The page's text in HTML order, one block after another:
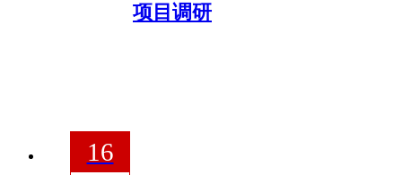
项目调研
16